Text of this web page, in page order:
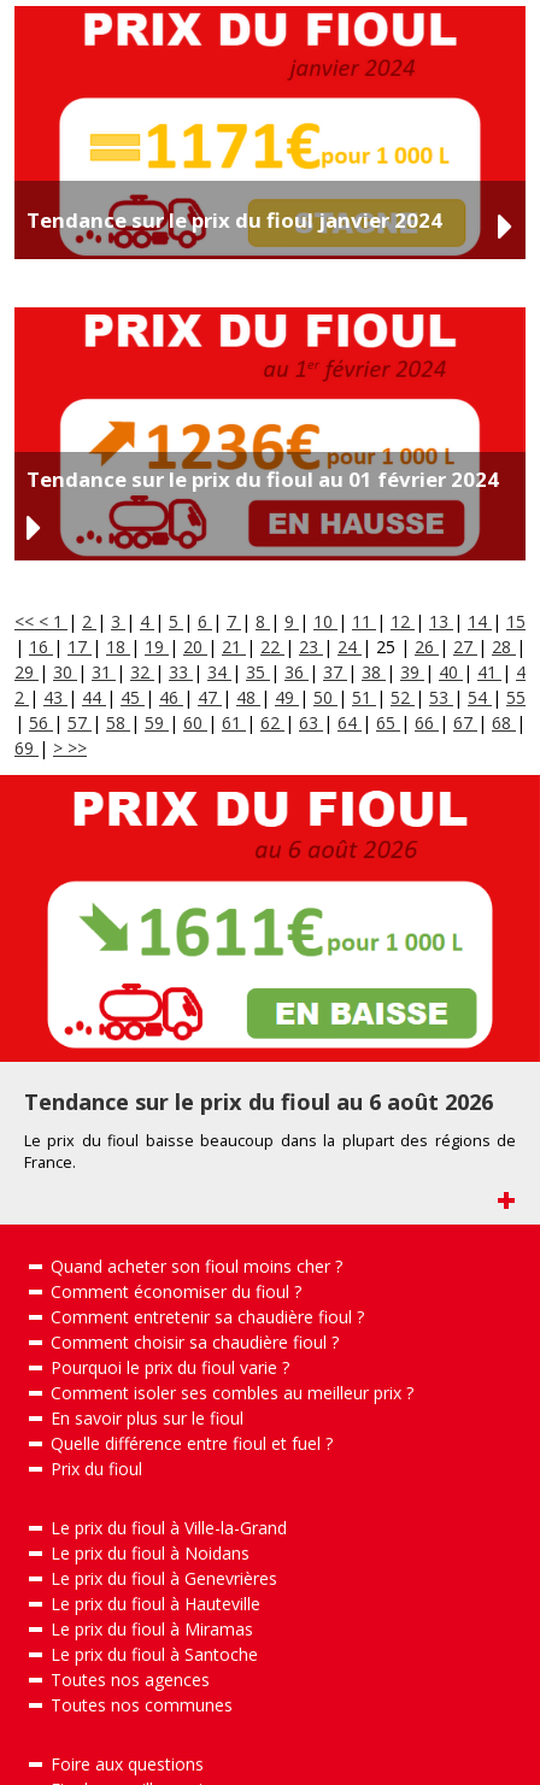
Tendance sur le prix du fioul janvier 2024
Tendance sur le prix du fioul au 01 février 2024
<< < 1 | 2 | 3 | 4 | 5 | 6 | 7 | 8 | 9 | 10 | 11 | 12 | 13 | 14 | 15
| 16 | 17 | 18 | 19 | 20 | 21 | 22 | 23 | 24 | 25 | 26 | 27 | 28 |
29 | 30 | 31 | 32 | 33 | 34 | 35 | 36 | 37 | 38 | 39 | 40 | 41 | 4
2 | 43 | 44 | 45 | 46 | 47 | 48 | 49 | 50 | 51 | 52 | 53 | 54 | 55
| 56 | 57 | 58 | 59 | 60 | 61 | 62 | 63 | 64 | 65 | 66 | 67 | 68 |
69 | > >>
Tendance sur le prix du fioul juillet 2026
Le prix du fioul a fortement augmenté dans toutes les régions de
France.
Quand acheter son fioul moins cher ?
Comment économiser du fioul ?
Comment entretenir sa chaudière fioul ?
Comment choisir sa chaudière fioul ?
Pourquoi le prix du fioul varie ?
Comment isoler ses combles au meilleur prix ?
En savoir plus sur le fioul
Quelle différence entre fioul et fuel ?
Prix du fioul
Le prix du fioul à Ville-la-Grand
Le prix du fioul à Noidans
Le prix du fioul à Genevrières
Le prix du fioul à Hauteville
Le prix du fioul à Miramas
Le prix du fioul à Santoche
Toutes nos agences
Toutes nos communes
Foire aux questions